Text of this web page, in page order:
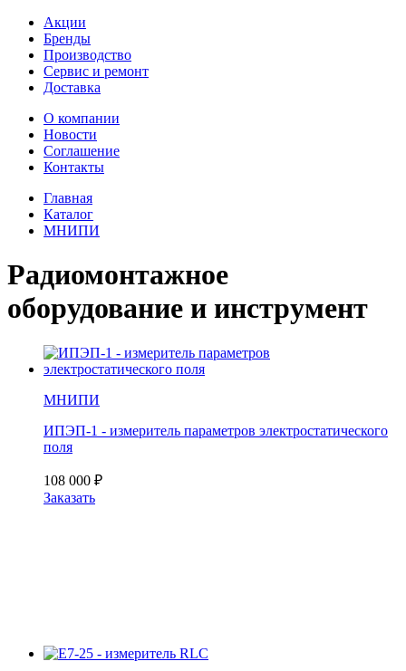
Акции
Бренды
Производство
Сервис и ремонт
Доставка
О компании
Новости
Соглашение
Контакты
Главная
Каталог
МНИПИ
Радиомонтажное
оборудование и инструмент
МНИПИ
ИПЭП-1 - измеритель параметров электростатического
поля
108 000 ₽
Заказать